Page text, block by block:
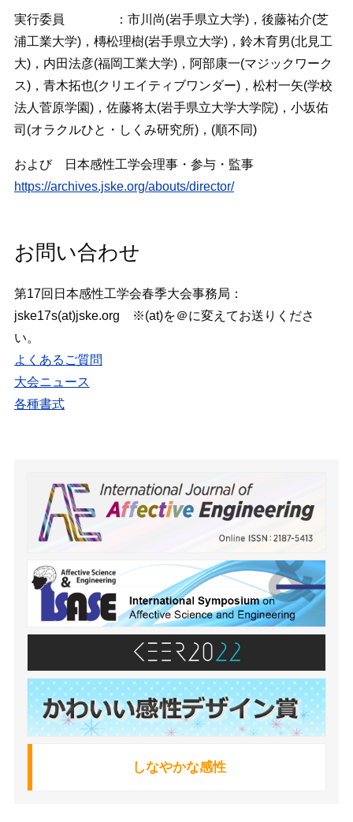
実行委員 ：市川尚(岩手県立大学)，後藤祐介(芝
浦工業大学)，槫松理樹(岩手県立大学)，鈴木育男(北見工
大)，内田法彦(福岡工業大学)，阿部康一(マジックワーク
ス)，青木拓也(クリエイティブワンダー)，松村一矢(学校
法人菅原学園)，佐藤将太(岩手県立大学大学院)，小坂佑
司(オラクルひと・しくみ研究所)，(順不同)
および 日本感性工学会理事・参与・監事
https://archives.jske.org/abouts/director/
お問い合わせ
第17回日本感性工学会春季大会事務局：
jske17s(at)jske.org ※(at)を＠に変えてお送りくださ
い。
よくあるご質問
大会ニュース
各種書式
しなやかな感性